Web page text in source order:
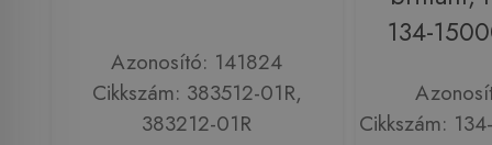
Azonosító: 141824
Cikkszám: 383512-01R,
383212-01R
134-
Cikkszám: